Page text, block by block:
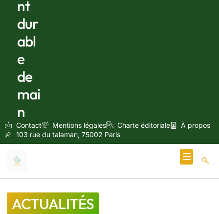
nt
dur
abl
e
de
mai
n
Contact Mentions légales Charte éditoriale
À propos
103 rue du talaman, 75002 Paris
ACTUALITÉS